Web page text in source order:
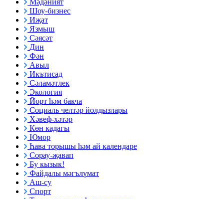
Мәдәният
Шоу-бизнес
Иҗат
Язмыш
Сәясәт
Дин
Фән
Авыл
Икътисад
Сәламәтлек
Экология
Йорт һәм бакча
Социаль челтәр йолдызлары
Хәвеф-хәтәр
Көн кадагы
Юмор
Һава торышы һәм ай календаре
Сорау-җавап
Бу кызык!
Файдалы мәгълүмат
Аш-су
Спорт